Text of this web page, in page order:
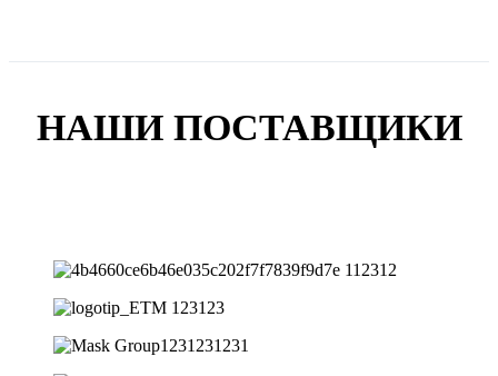
НАШИ ПОСТАВЩИКИ